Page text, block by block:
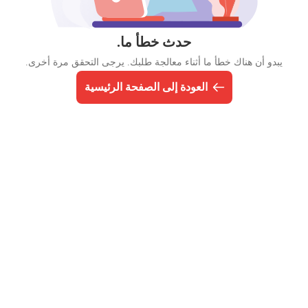
حدث خطأ ما.
يبدو أن هناك خطأ ما أثناء معالجة طلبك. يرجى التحقق مرة أخرى.
العودة إلى الصفحة الرئيسية